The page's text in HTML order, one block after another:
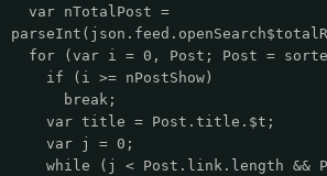
var nTotalPost =
for (var i = 0, Post; Post =
if (i >= nPostShow)
break;
var title = Post.title.$t;
var j = 0;
while (j < Post.link.length &&